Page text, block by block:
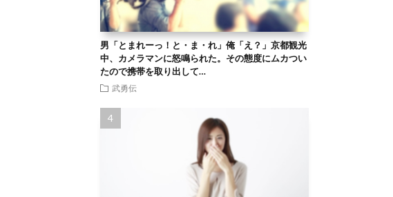
男「とまれーっ！と・ま・れ」俺「え？」京都観光
中、カメラマンに怒鳴られた。その態度にムカつい
たので携帯を取り出して…
武勇伝